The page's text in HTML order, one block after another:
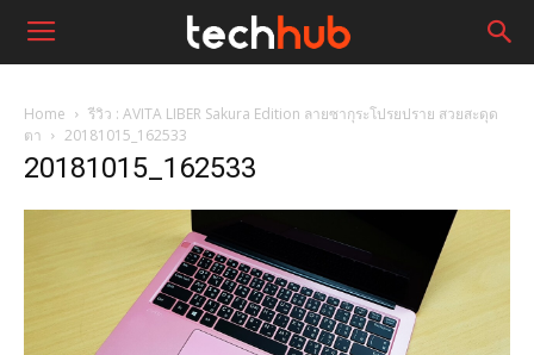
Home
รีวิว : AVITA LIBER Sakura Edition ลายซากุระโปรยปราย สวยสะดุด
ตา
20181015_162533
20181015_162533